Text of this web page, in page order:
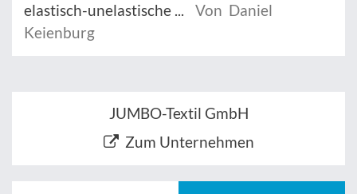
elastisch-unelastische ...
Von Daniel
Keienburg
JUMBO-Textil GmbH
Zum Unternehmen